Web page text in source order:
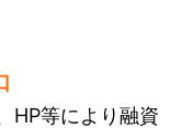
HP等により融資